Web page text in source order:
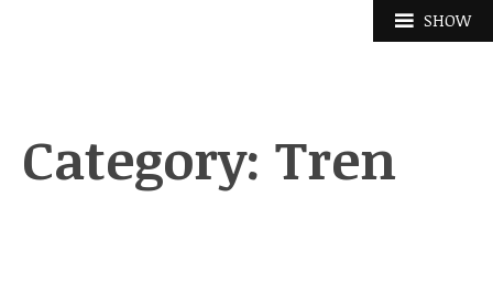
SHOW
Category: Tren